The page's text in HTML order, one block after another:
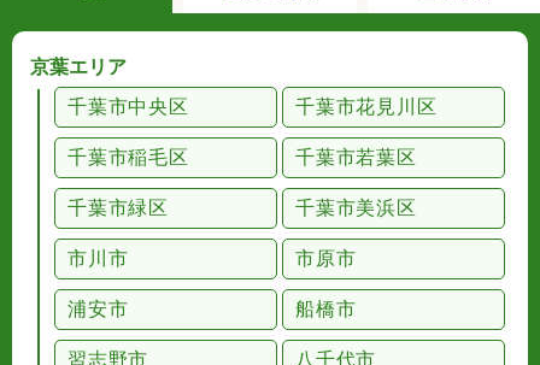
京葉エリア
千葉市中央区
千葉市花見川区
千葉市稲毛区 千葉市若葉区
千葉市緑区 千葉市美浜区
市川市 市原市
浦安市 船橋市
習志野市 八千代市